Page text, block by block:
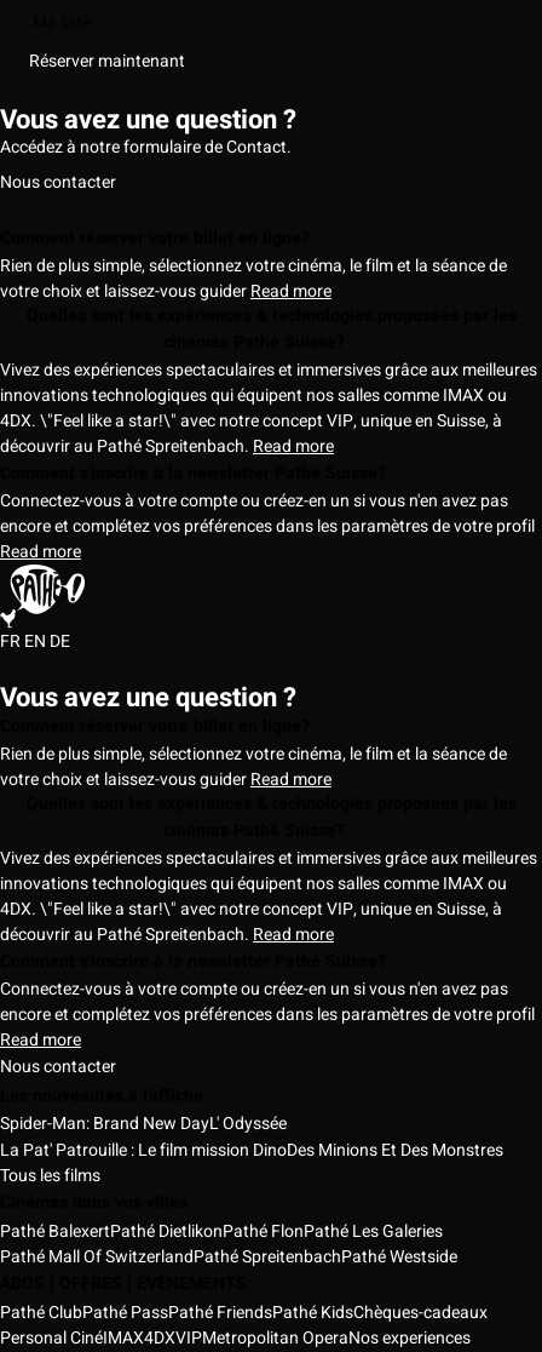
Réserver maintenant
Vous avez une question ?
Accédez à notre formulaire de Contact.
Nous contacter
Rien de plus simple, sélectionnez votre cinéma, le film et la séance de
votre choix et laissez-vous guiderRead more
Vivez des expériences spectaculaires et immersives grâce aux meilleures
innovations technologiques qui équipent nos salles comme IMAX ou
4DX. \"Feel like a star!\" avec notre concept VIP, unique en Suisse, à
découvrir au Pathé Spreitenbach. Read more
Connectez-vous à votre compte ou créez-en un si vous n'en avez pas
encore et complétez vos préférences dans les paramètres de votre profil
Read more
FREN DE
Vous avez une question ?
Rien de plus simple, sélectionnez votre cinéma, le film et la séance de
votre choix et laissez-vous guiderRead more
Vivez des expériences spectaculaires et immersives grâce aux meilleures
innovations technologiques qui équipent nos salles comme IMAX ou
4DX. \"Feel like a star!\" avec notre concept VIP, unique en Suisse, à
découvrir au Pathé Spreitenbach. Read more
Connectez-vous à votre compte ou créez-en un si vous n'en avez pas
encore et complétez vos préférences dans les paramètres de votre profil
Read more
Nous contacter
Spider-Man: Brand New DayL' Odyssée
La Pat' Patrouille : Le film mission DinoDes Minions Et Des Monstres
Tous les films
Pathé BalexertPathé DietlikonPathé FlonPathé Les Galeries
Pathé Mall Of SwitzerlandPathé SpreitenbachPathé Westside
Pathé ClubPathé PassPathé FriendsPathé KidsChèques-cadeaux
Personal CinéIMAX4DXVIPMetropolitan OperaNos experiences